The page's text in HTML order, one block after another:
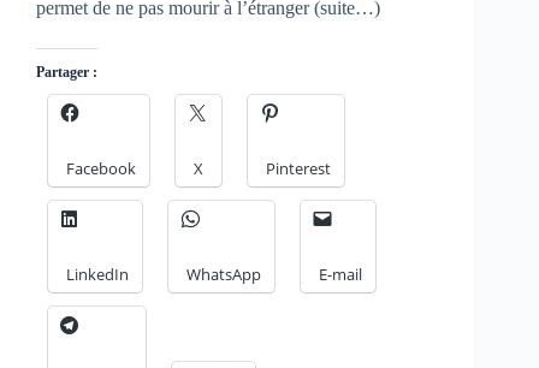
permet de ne pas mourir à l’étranger (suite…)
Partager :
Facebook X Pinterest
LinkedIn WhatsApp E-mail